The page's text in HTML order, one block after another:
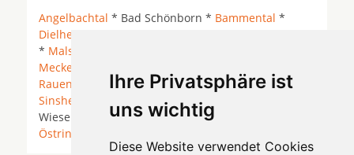
Ihre Privatsphäre ist
uns wichtig
Diese Website verwendet Cookies
Angelbachtal * Bad Schönborn * Bammental *
Dielheim
* Malsch bei Wiesloch
Meckesheim
Rauenberg
* Sandhausen * Sankt Leon-Rot *
Sinsheim
* Walldorf (Baden)
Wiesenbach (Baden) *Wiesloch* Zuzenhausen *
Östringen